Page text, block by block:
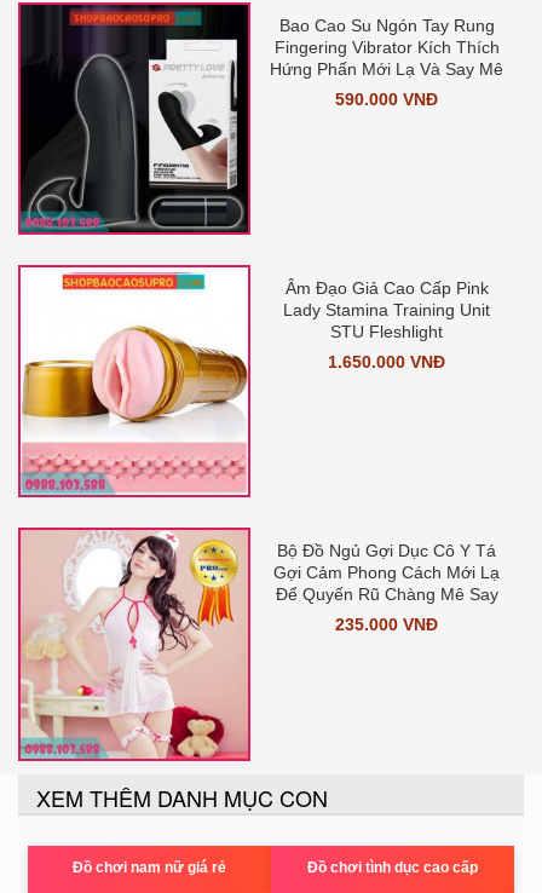
Bao Cao Su Ngón Tay Rung
Fingering Vibrator Kích Thích
Hứng Phấn Mới Lạ Và Say Mê
590.000 VNĐ
Âm Đạo Giả Cao Cấp Pink
Lady Stamina Training Unit
STU Fleshlight
1.650.000 VNĐ
Bộ Đồ Ngủ Gợi Dục Cô Y Tá
Gợi Cảm Phong Cách Mới Lạ
Để Quyến Rũ Chàng Mê Say
235.000 VNĐ
XEM THÊM DANH MỤC CON
Đồ chơi nam nữ giá rẻ Đồ chơi tình dục cao cấp